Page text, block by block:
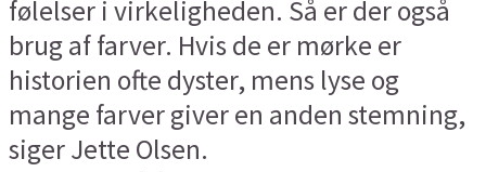
følelser i virkeligheden. Så er der også
brug af farver. Hvis de er mørke er
historien ofte dyster, mens lyse og
mange farver giver en anden stemning,
siger Jette Olsen.